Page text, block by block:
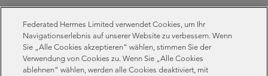
Federated Hermes Limited verwendet Cookies, um Ihr
Navigationserlebnis auf unserer Website zu verbessern. Wenn
Sie „Alle Cookies akzeptieren“ wählen, stimmen Sie der
Verwendung von Cookies zu. Wenn Sie „Alle Cookies
ablehnen“ wählen, werden alle Cookies deaktiviert, mit